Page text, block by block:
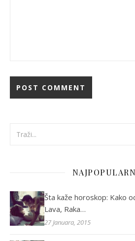
Šta kaže horoskop: Kako
Lava, Raka…
27 Januara, 2015